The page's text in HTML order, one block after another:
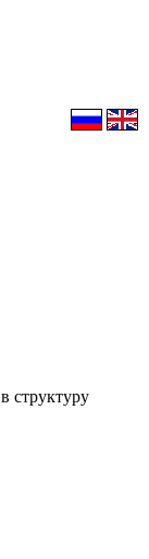
структуру